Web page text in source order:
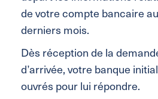
de votre compte bancaire
derniers mois.
Dès réception de la
d’arrivée, votre banque
ouvrés pour lui répondre.